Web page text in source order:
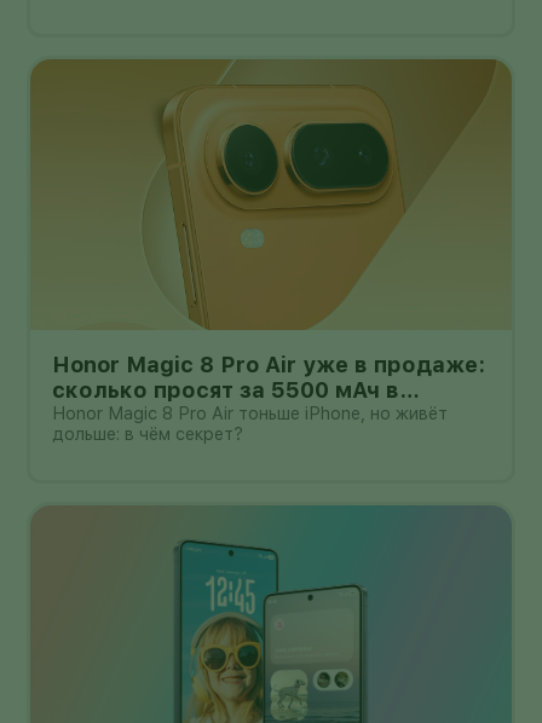
Honor Magic 8 Pro Air уже в продаже:
сколько просят за 5500 мАч в
корпусе толщиной всего 6,1 мм?
Honor Magic 8 Pro Air тоньше iPhone, но живёт
дольше: в чём секрет?